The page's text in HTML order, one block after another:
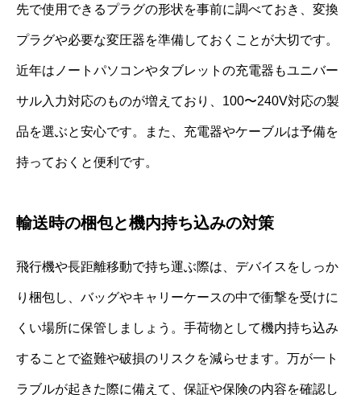
先で使用できるプラグの形状を事前に調べておき、変換
プラグや必要な変圧器を準備しておくことが大切です。
近年はノートパソコンやタブレットの充電器もユニバー
サル入力対応のものが増えており、100〜240V対応の製
品を選ぶと安心です。また、充電器やケーブルは予備を
持っておくと便利です。
輸送時の梱包と機内持ち込みの対策
飛行機や長距離移動で持ち運ぶ際は、デバイスをしっか
り梱包し、バッグやキャリーケースの中で衝撃を受けに
くい場所に保管しましょう。手荷物として機内持ち込み
することで盗難や破損のリスクを減らせます。万が一ト
ラブルが起きた際に備えて、保証や保険の内容を確認し